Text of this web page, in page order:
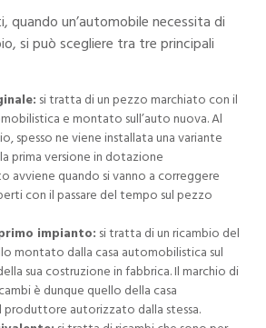
quando un’automobile necessita di
si può scegliere tra tre principali
si tratta di un pezzo marchiato con il
e montato sull’auto nuova. Al
spesso ne viene installata una variante
prima versione in dotazione
avviene quando si vanno a correggere
con il passare del tempo sul pezzo
impianto: si tratta di un ricambio del
montato dalla casa automobilistica sul
sua costruzione in fabbrica. Il marchio di
è dunque quello della casa
autorizzato dalla stessa.